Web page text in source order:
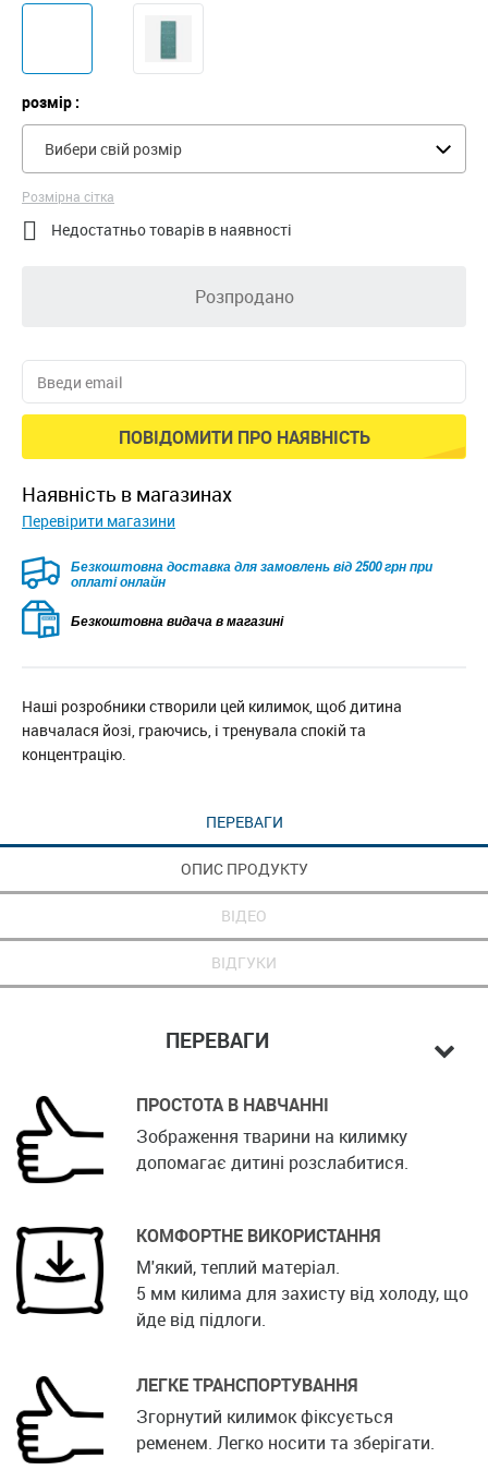
розмір :
Вибери свій розмір
Розмірна сітка
 Недостатньо товарів в наявності
Розпродано
ПОВІДОМИТИ ПРО НАЯВНІСТЬ
наявність в магазинах
Перевірити магазини
Безкоштовна доставка для замовлень від 2500 грн при
оплаті онлайн
Безкоштовна видача в магазині
Наші розробники створили цей килимок, щоб дитина
навчалася йозі, граючись, і тренувала спокій та
концентрацію.
ПЕРЕВАГИ
ОПИС ПРОДУКТУ
ВІДЕО
ВІДГУКИ
ПЕРЕВАГИ
ПРОСТОТА В НАВЧАННІ
Зображення тварини на килимку
допомагає дитині розслабитися.
КОМФОРТНЕ ВИКОРИСТАННЯ
М'який, теплий матеріал.
5 мм килима для захисту від холоду, що
йде від підлоги.
ЛЕГКЕ ТРАНСПОРТУВАННЯ
Згорнутий килимок фіксується
ременем. Легко носити та зберігати.